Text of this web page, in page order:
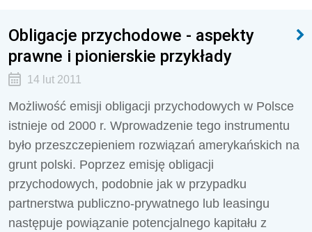
Obligacje przychodowe - aspekty
prawne i pionierskie przykłady
14 lut 2011
Możliwość emisji obligacji przychodowych w Polsce
istnieje od 2000 r. Wprowadzenie tego instrumentu
było przeszczepieniem rozwiązań amerykańskich na
grunt polski. Poprzez emisję obligacji
przychodowych, podobnie jak w przypadku
partnerstwa publiczno-prywatnego lub leasingu
następuje powiązanie potencjalnego kapitału z